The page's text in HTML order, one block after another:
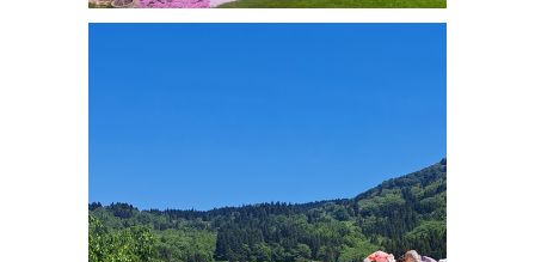
2022.08.02
上越市板倉区光が原高原で「難局打開の祈願祭」に参加し